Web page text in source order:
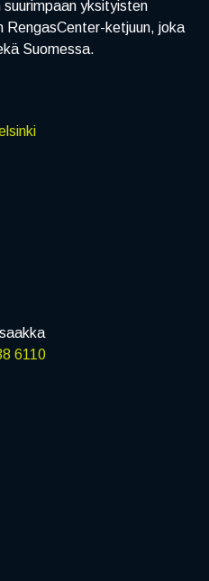
yksityisten
RengasCenter-ketjuun, joka
Suomessa.
6110